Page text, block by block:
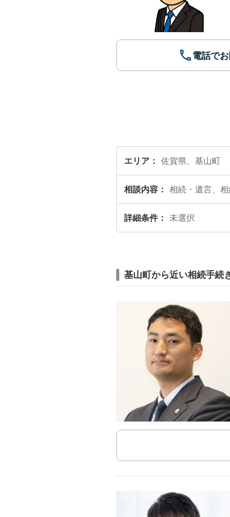
電話で
エリア 佐賀県、基山町
相談内容 相続・遺言、相
詳細条件 未選択
基山町から近い相続手続